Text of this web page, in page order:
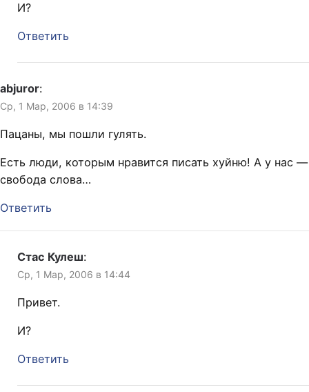
И?
Ответить
abjuror:
Ср, 1 Мар, 2006 в 14:39
Пацаны, мы пошли гулять.
Есть люди, которым нравится писать хуйню! А у нас —
свобода слова…
Ответить
Стас Кулеш:
Ср, 1 Мар, 2006 в 14:44
Привет.
И?
Ответить